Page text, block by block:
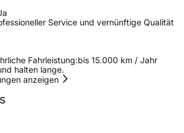
Service und vernünftige Qualität
Fahrleistung:bis 15.000 km / Jahr
halten lange.
anzeigen